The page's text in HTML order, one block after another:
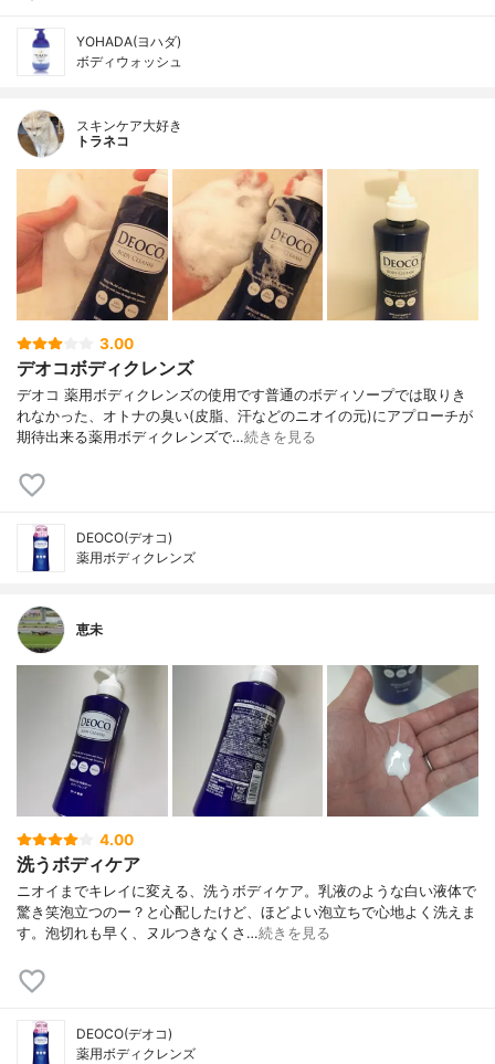
YOHADA(ヨハダ)
ボディウォッシュ
スキンケア大好き
トラネコ
3.00
デオコボディクレンズ
デオコ 薬用ボディクレンズの使用です普通のボディソープでは取りき
れなかった、オトナの臭い(皮脂、汗などのニオイの元)にアプローチが
期待出来る薬用ボディクレンズで…続きを見る
DEOCO(デオコ)
薬用ボディクレンズ
恵未
4.00
洗うボディケア
ニオイまでキレイに変える、洗うボディケア。乳液のような白い液体で
驚き笑泡立つのー？と心配したけど、ほどよい泡立ちで心地よく洗えま
す。泡切れも早く、ヌルつきなくさ…続きを見る
DEOCO(デオコ)
薬用ボディクレンズ